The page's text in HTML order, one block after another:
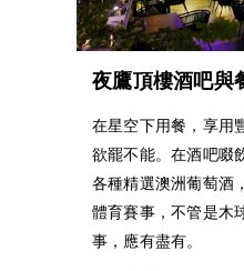
夜鷹頂樓酒吧與
在星空下用餐，享用
欲罷不能。在酒吧啜
各種精選澳洲葡萄酒
體育賽事，不管是木
事，應有盡有。